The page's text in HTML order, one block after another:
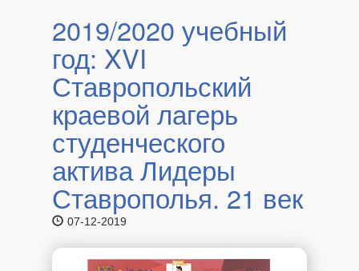
2019/2020 учебный
год: XVI
Ставропольский
краевой лагерь
студенческого
актива Лидеры
Ставрополья. 21 век
07-12-2019